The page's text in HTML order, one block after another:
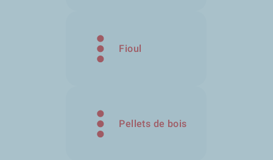
Fioul
Pellets de bois